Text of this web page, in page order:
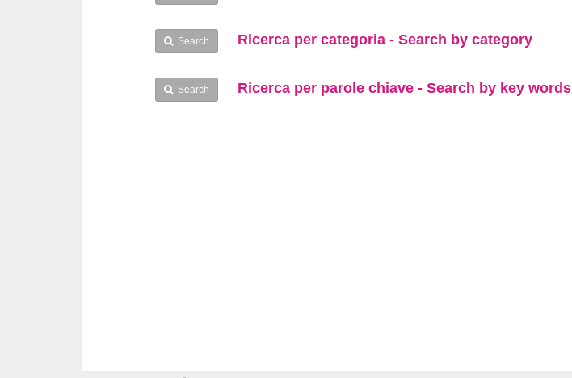
Search Ricerca per categoria - Search by category
Search Ricerca per parole chiave - Search by key words